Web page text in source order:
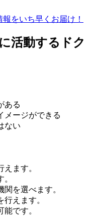
活動するドク
ある
メージができる
ない
ます。
を選べます。
えます。
です。